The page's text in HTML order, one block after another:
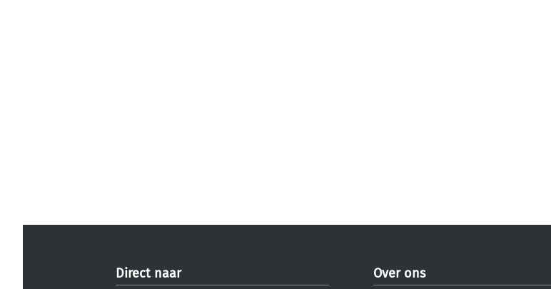
Direct naar Over ons